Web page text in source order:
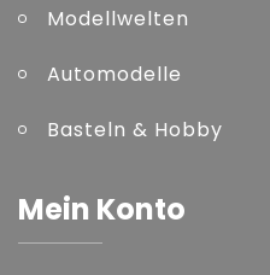
Modellwelten
Automodelle
Basteln & Hobby
Mein Konto